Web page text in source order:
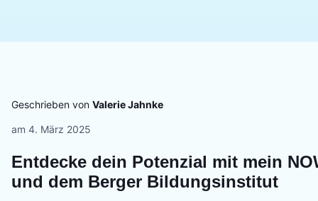
Geschrieben von Valerie Jahnke
am 4. März 2025
Entdecke dein Potenzial mit mein
und dem Berger Bildungsinstitut